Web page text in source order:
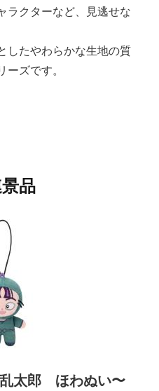
ラクターなど、見逃せな
したやわらかな生地の質
ズです。
品
乱太郎 ほわぬい〜